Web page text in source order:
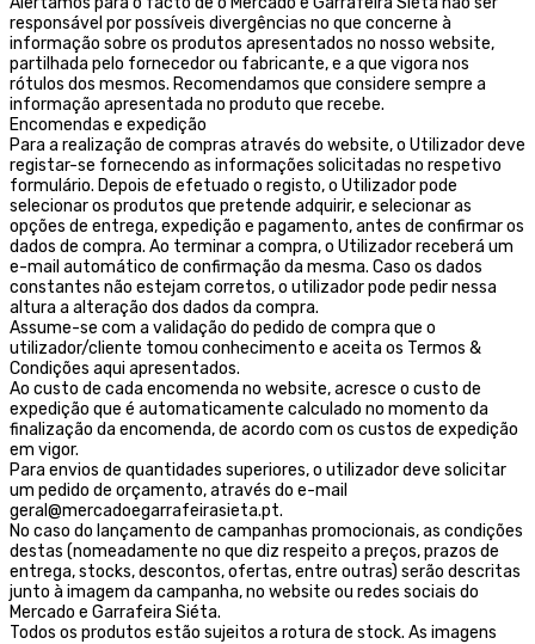
responsável por possíveis divergências no que concerne à
informação sobre os produtos apresentados no nosso website,
partilhada pelo fornecedor ou fabricante, e a que vigora nos
rótulos dos mesmos. Recomendamos que considere sempre a
informação apresentada no produto que recebe.
Encomendas e expedição
Para a realização de compras através do website, o Utilizador deve
registar-se fornecendo as informações solicitadas no respetivo
formulário. Depois de efetuado o registo, o Utilizador pode
selecionar os produtos que pretende adquirir, e selecionar as
opções de entrega, expedição e pagamento, antes de confirmar os
dados de compra. Ao terminar a compra, o Utilizador receberá um
e-mail automático de confirmação da mesma. Caso os dados
constantes não estejam corretos, o utilizador pode pedir nessa
altura a alteração dos dados da compra.
Assume-se com a validação do pedido de compra que o
utilizador/cliente tomou conhecimento e aceita os Termos &
Condições aqui apresentados.
Ao custo de cada encomenda no website, acresce o custo de
expedição que é automaticamente calculado no momento da
finalização da encomenda, de acordo com os custos de expedição
em vigor.
Para envios de quantidades superiores, o utilizador deve solicitar
um pedido de orçamento, através do e-mail
geral@mercadoegarrafeirasieta.pt.
No caso do lançamento de campanhas promocionais, as condições
destas (nomeadamente no que diz respeito a preços, prazos de
entrega, stocks, descontos, ofertas, entre outras) serão descritas
junto à imagem da campanha, no website ou redes sociais do
Mercado e Garrafeira Siéta.
Todos os produtos estão sujeitos a rotura de stock. As imagens